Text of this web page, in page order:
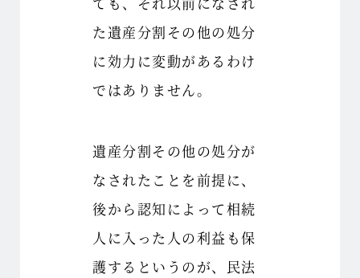
た遺産分割その他の処分
に効力に変動があるわけ
ではありません。
遺産分割その他の処分が
なされたことを前提に、
後から認知によって相続
人に入った人の利益も保
護するというのが、民法